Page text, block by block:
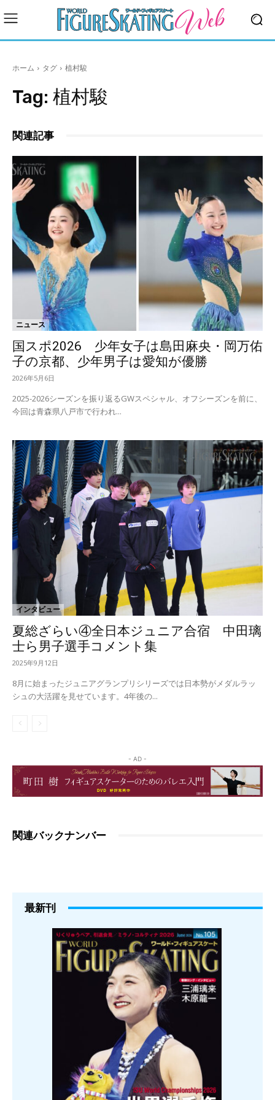
ホーム タグ 植村駿
Tag: 植村駿
関連記事
ニュース
国スポ2026 少年女子は島田麻央・岡万佑
子の京都、少年男子は愛知が優勝
2026年5月6日
2025-2026シーズンを振り返るGWスペシャル、オフシーズンを前に、
今回は青森県八戸市で行われ...
インタビュー
夏総ざらい④全日本ジュニア合宿 中田璃
士ら男子選手コメント集
2025年9月12日
8月に始まったジュニアグランプリシリーズでは日本勢がメダルラッ
シュの大活躍を見せています。4年後の...
- AD -
関連バックナンバー
最新刊